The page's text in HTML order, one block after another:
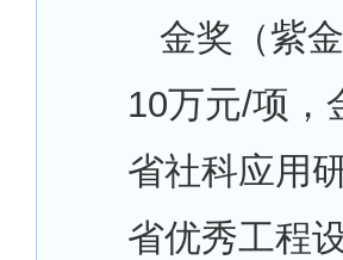
金奖（紫
10万元/项，
省社科应用
省优秀工程